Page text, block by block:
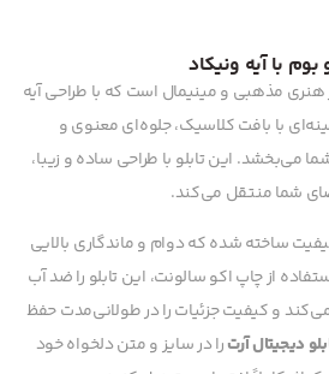
بوم با آیه ونیکاد
هنری مذهبی و مینیمال است که با طراحی آیه
با بافت کلاسیک، جلوه‌ای معنوی و
این تابلو با طراحی ساده و زیبا،
شما منتقل می‌کند.
ساخته شده که دوام و ماندگاری بالایی
از چاپ اکو سالونت، این تابلو را ضد آب
می‌کند و کیفیت جزئیات را در طولانی‌مدت حفظ
دیجیتال آرترا در سایز و متن دلخواه خود